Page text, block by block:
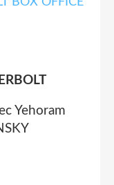
Yehoram